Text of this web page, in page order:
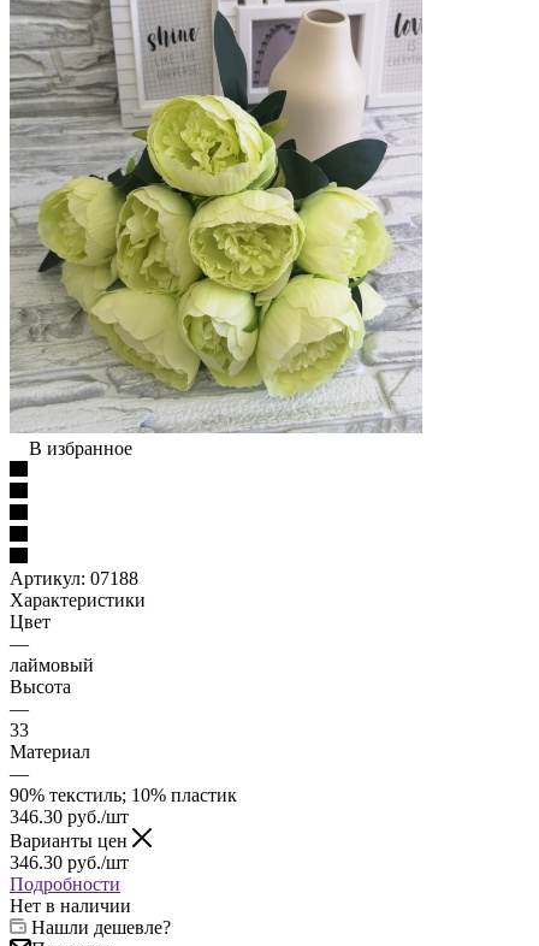
В избранное
Артикул: 07188
Характеристики
Цвет
—
лаймовый
Высота
—
33
Материал
—
90% текстиль; 10% пластик
346.30 руб./шт
Варианты цен
346.30 руб./шт
Подробности
Нет в наличии
Нашли дешевле?